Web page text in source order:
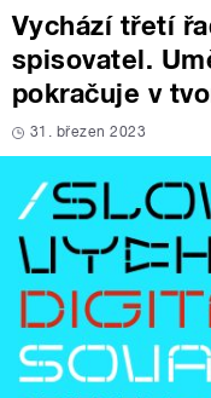
Vychází třetí
spisovatel.
pokračuje v
31. březen 2023